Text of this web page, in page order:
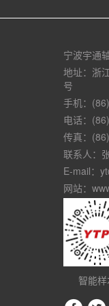
宁波宇通
地址：浙
号
手机：
电话：
传真：
联系人：
E-mail：
网站：
智能